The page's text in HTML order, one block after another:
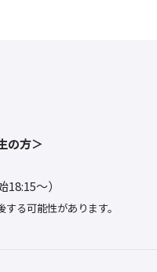
の方＞
～）
る可能性があります。